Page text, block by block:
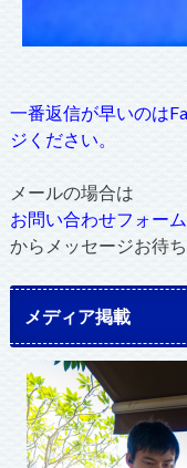
一番返信が早いのは
ジください。
メールの場合は
お問い合わせフォーム
からメッセージお待
メディア掲載